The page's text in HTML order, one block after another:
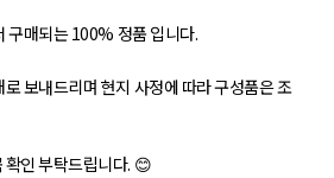
구매되는 100% 정품 입니다.
보내드리며 현지 사정에 따라 구성품은 조
인 부탁드립니다. 😊